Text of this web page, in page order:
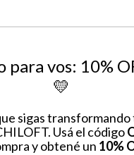
para vos: 10%
💛
sigas transformando
Usá el código
y obtené un 10%